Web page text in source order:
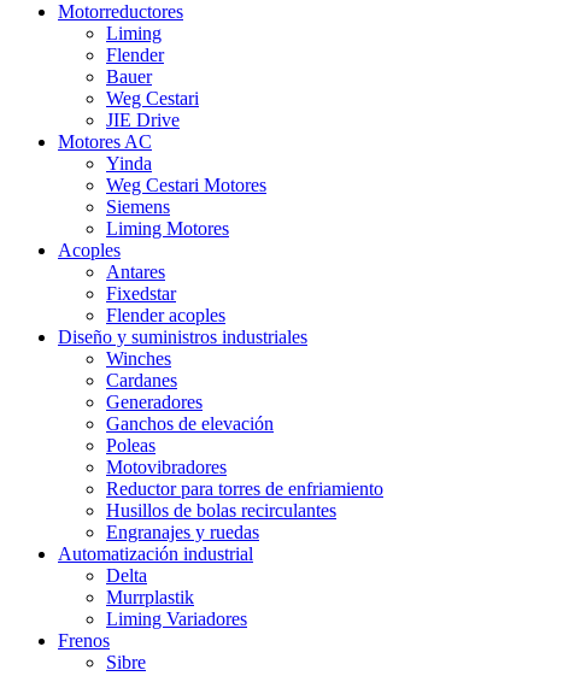
Motorreductores
Liming
Flender
Bauer
Weg Cestari
JIE Drive
Motores AC
Yinda
Weg Cestari Motores
Siemens
Liming Motores
Acoples
Antares
Fixedstar
Flender acoples
Diseño y suministros industriales
Winches
Cardanes
Generadores
Ganchos de elevación
Poleas
Motovibradores
Reductor para torres de enfriamiento
Husillos de bolas recirculantes
Engranajes y ruedas
Automatización industrial
Delta
Murrplastik
Liming Variadores
Frenos
Sibre